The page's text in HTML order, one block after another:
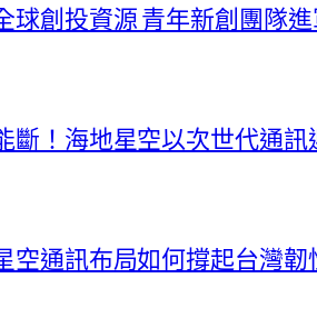
球創投資源 青年新創團隊
斷！海地星空以次世代通訊
空通訊布局如何撐起台灣韌